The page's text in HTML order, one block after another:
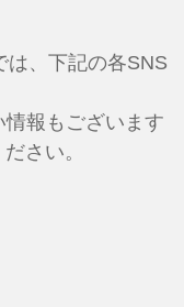
は、下記の各SNS
報もございます
さい。